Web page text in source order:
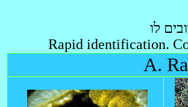
לו
Rapid identification.
A.